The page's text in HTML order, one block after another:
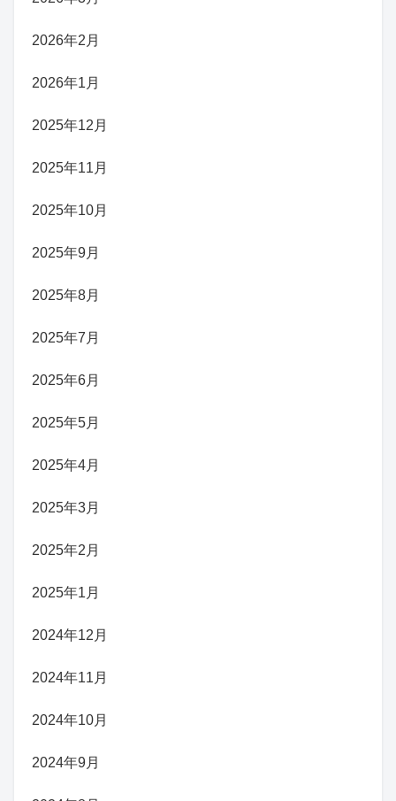
2026年2月
2026年1月
2025年12月
2025年11月
2025年10月
2025年9月
2025年8月
2025年7月
2025年6月
2025年5月
2025年4月
2025年3月
2025年2月
2025年1月
2024年12月
2024年11月
2024年10月
2024年9月